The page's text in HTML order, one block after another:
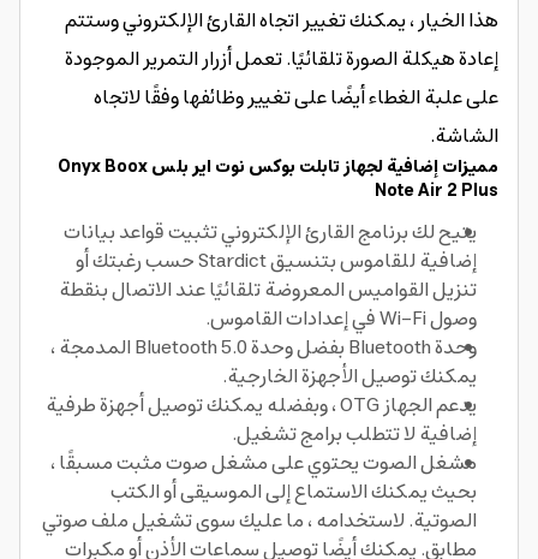
هذا الخيار ، يمكنك تغيير اتجاه القارئ الإلكتروني وستتم
إعادة هيكلة الصورة تلقائيًا. تعمل أزرار التمرير الموجودة
على علبة الغطاء أيضًا على تغيير وظائفها وفقًا لاتجاه
الشاشة.
مميزات إضافية لجهاز تابلت بوكس نوت اير بلس Onyx Boox
Note Air 2 Plus
يتيح لك برنامج القارئ الإلكتروني تثبيت قواعد بيانات
إضافية للقاموس بتنسيق Stardict حسب رغبتك أو
تنزيل القواميس المعروضة تلقائيًا عند الاتصال بنقطة
وصول Wi-Fi في إعدادات القاموس.
وحدة Bluetooth بفضل وحدة Bluetooth 5.0 المدمجة ،
يمكنك توصيل الأجهزة الخارجية.
يدعم الجهاز OTG ، وبفضله يمكنك توصيل أجهزة طرفية
إضافية لا تتطلب برامج تشغيل.
مشغل الصوت يحتوي على مشغل صوت مثبت مسبقًا ،
بحيث يمكنك الاستماع إلى الموسيقى أو الكتب
الصوتية. لاستخدامه ، ما عليك سوى تشغيل ملف صوتي
مطابق. يمكنك أيضًا توصيل سماعات الأذن أو مكبرات